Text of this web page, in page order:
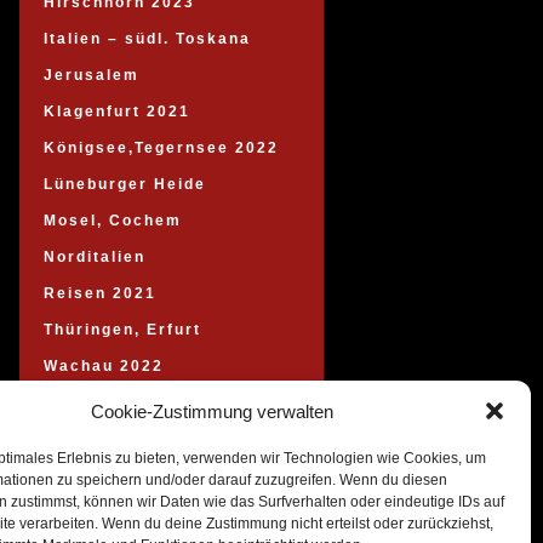
Cookie-Zustimmung verwalten
Erlebnis zu bieten, verwenden wir Technologien wie Cookies, um
zu speichern und/oder darauf zuzugreifen. Wenn du diesen
zustimmst, können wir Daten wie das Surfverhalten oder eindeutige IDs auf
verarbeiten. Wenn du deine Zustimmung nicht erteilst oder zurückziehst,
Italien – südl. Toskana
Jerusalem
Klagenfurt 2021
Königsee,Tegernsee 2022
Lüneburger Heide
Mosel, Cochem
Norditalien
Reisen 2021
Thüringen, Erfurt
Wachau 2022
Sydow`s Klassiker